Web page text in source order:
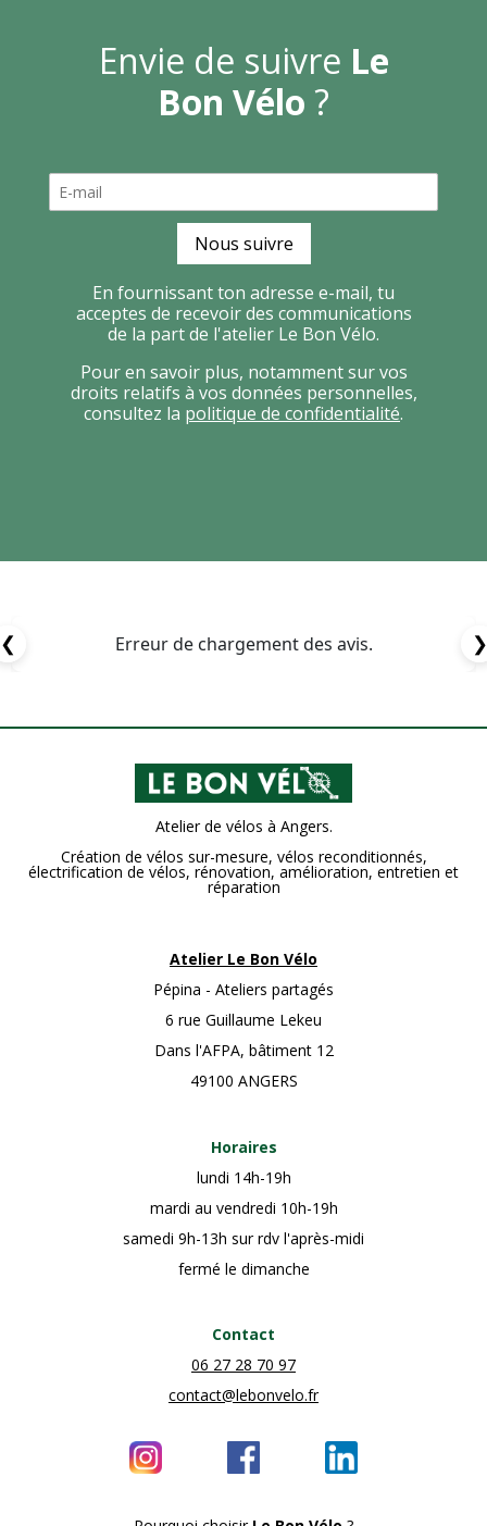
Envie de suivre Le
Bon Vélo ?
Nous suivre
En fournissant ton adresse e-mail, tu
acceptes de recevoir des communications
de la part de l'atelier Le Bon Vélo.
Pour en savoir plus, notamment sur vos
droits relatifs à vos données personnelles,
consultez la politique de confidentialité.
Erreur de chargement des avis.
❮ ❯
Atelier de vélos à Angers.
Création de vélos sur-mesure, vélos reconditionnés,
électrification de vélos, rénovation, amélioration, entretien et
réparation
Atelier Le Bon Vélo
Pépina - Ateliers partagés
6 rue Guillaume Lekeu
Dans l'AFPA, bâtiment 12
49100 ANGERS
Horaires
lundi 14h-19h
mardi au vendredi 10h-19h
samedi 9h-13h sur rdv l'après-midi
fermé le dimanche
Contact
06 27 28 70 97
contact@lebonvelo.fr